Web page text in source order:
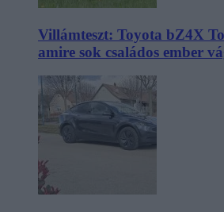
Villámteszt: Toyota bZ4X
amire sok családos ember